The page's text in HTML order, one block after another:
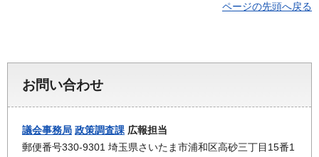
ページの先頭へ戻る
お問い合わせ
議会事務局 政策調査課 広報担当
郵便番号330-9301 埼玉県さいたま市浦和区高砂三丁目15番1